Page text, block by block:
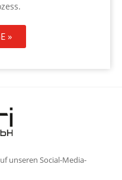
»
unseren Social-Media-